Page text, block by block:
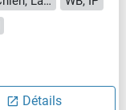
Détails